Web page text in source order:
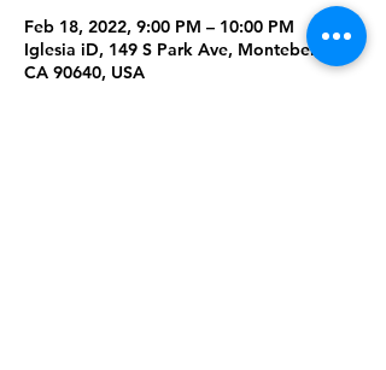
Feb 18, 2022, 9:00 PM – 10:00 PM
Iglesia iD, 149 S Park Ave, Montebello,
CA 90640, USA